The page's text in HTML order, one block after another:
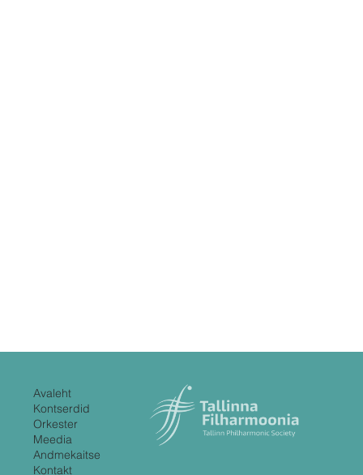
Avaleht
Kontserdid
Orkester
Meedia
Andmekaitse
Kontakt